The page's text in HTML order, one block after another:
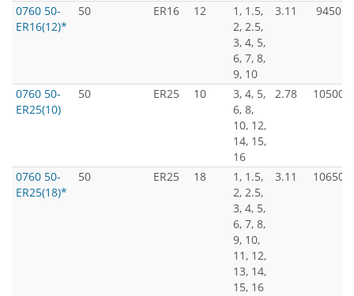
0760 50-
ER16(12)*
50 ER16 12
1, 1.5,
2, 2.5,
3, 4, 5,
6, 7, 8,
9, 10
3.11 9450
0760 50-
ER25(10)
50 ER25 10
3, 4, 5,
6, 8,
10, 12,
14, 15,
16
2.78 10500
0760 50-
ER25(18)*
50 ER25 18
1, 1.5,
2, 2.5,
3, 4, 5,
6, 7, 8,
9, 10,
11, 12,
13, 14,
15, 16
3.11 10650